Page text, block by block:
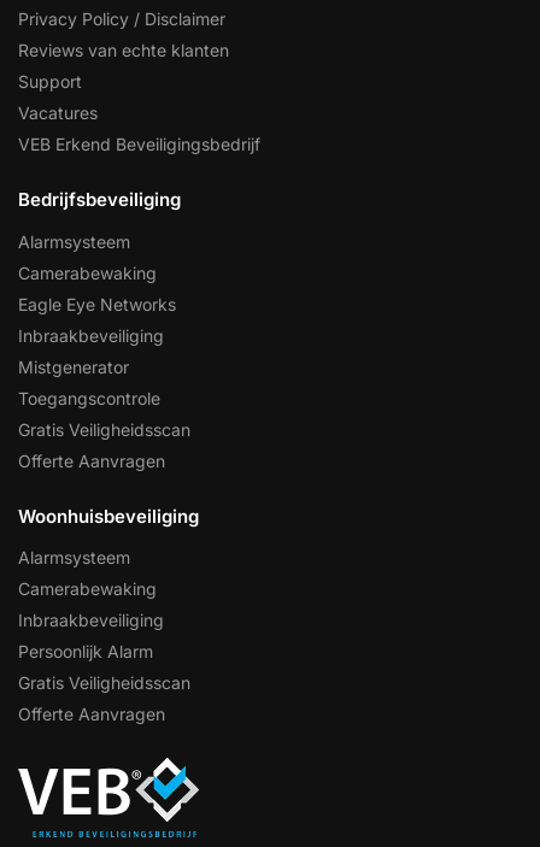
Privacy Policy / Disclaimer
Reviews van echte klanten
Support
Vacatures
VEB Erkend Beveiligingsbedrijf
Bedrijfsbeveiliging
Alarmsysteem
Camerabewaking
Eagle Eye Networks
Inbraakbeveiliging
Mistgenerator
Toegangscontrole
Gratis Veiligheidsscan
Offerte Aanvragen
Woonhuisbeveiliging
Alarmsysteem
Camerabewaking
Inbraakbeveiliging
Persoonlijk Alarm
Gratis Veiligheidsscan
Offerte Aanvragen